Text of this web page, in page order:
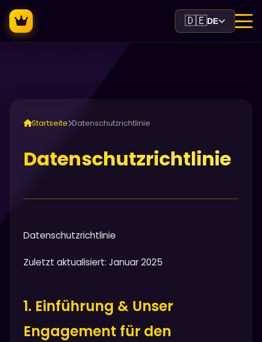
🇩🇪DE
Startseite Datenschutzrichtlinie
Datenschutzrichtlinie
Datenschutzrichtlinie
Zuletzt aktualisiert: Januar 2025
1. Einführung & Unser
Engagement für den